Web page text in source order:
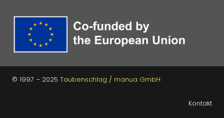
© 1997 – 2025 Taubenschlag / manua GmbH
Kontakt